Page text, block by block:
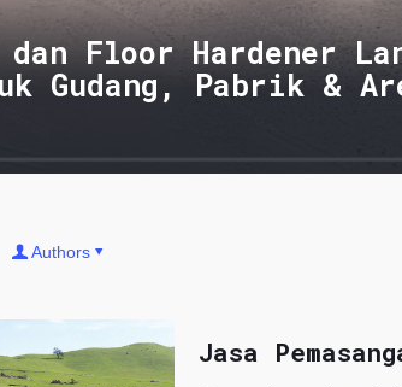
dan Floor Hardener
Gudang, Pabrik &
Authors
Jasa